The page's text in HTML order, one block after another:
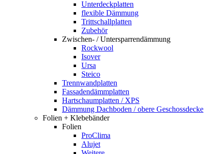
Unterdeckplatten
flexible Dämmung
Trittschallplatten
Zubehör
Zwischen- / Untersparrendämmung
Rockwool
Isover
Ursa
Steico
Trennwandplatten
Fassadendämmplatten
Hartschaumplatten / XPS
Dämmung Dachboden / obere Geschossdecke
Folien + Klebebänder
Folien
ProClima
Alujet